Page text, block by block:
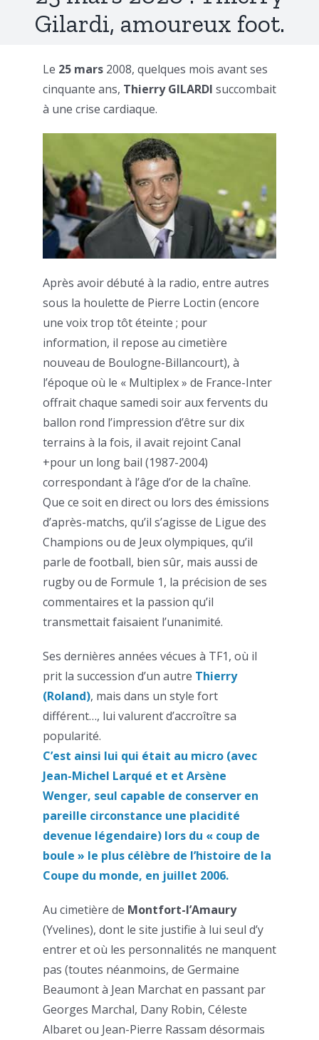
Gilardi, amoureux foot.
Le 25 mars 2008, quelques mois avant ses
cinquante ans, Thierry GILARDI succombait
à une crise cardiaque.
Après avoir débuté à la radio, entre autres
sous la houlette de Pierre Loctin (encore
une voix trop tôt éteinte ; pour
information, il repose au cimetière
nouveau de Boulogne-Billancourt), à
l’époque où le « Multiplex » de France-Inter
offrait chaque samedi soir aux fervents du
ballon rond l’impression d’être sur dix
terrains à la fois, il avait rejoint Canal
+pour un long bail (1987-2004)
correspondant à l’âge d’or de la chaîne.
Que ce soit en direct ou lors des émissions
d’après-matchs, qu’il s’agisse de Ligue des
Champions ou de Jeux olympiques, qu’il
parle de football, bien sûr, mais aussi de
rugby ou de Formule 1, la précision de ses
commentaires et la passion qu’il
transmettait faisaient l’unanimité.
Ses dernières années vécues à TF1, où il
prit la succession d’un autre Thierry
(Roland), mais dans un style fort
différent…, lui valurent d’accroître sa
popularité.
C’est ainsi lui qui était au micro (avec
Jean-Michel Larqué et et Arsène
Wenger, seul capable de conserver en
pareille circonstance une placidité
devenue légendaire) lors du « coup de
boule » le plus célèbre de l’histoire de la
Coupe du monde, en juillet 2006.
Au cimetière de Montfort-l’Amaury
(Yvelines), dont le site justifie à lui seul d’y
entrer et où les personnalités ne manquent
pas (toutes néanmoins, de Germaine
Beaumont à Jean Marchat en passant par
Georges Marchal, Dany Robin, Céleste
Albaret ou Jean-Pierre Rassam désormais